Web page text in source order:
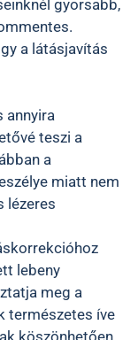
gyorsabb,
a látásjavítás
annyira
teszi a
a
miatt nem
lézeres
lebeny
meg a
természetes íve
köszönhetően